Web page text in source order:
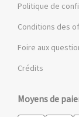
Politique de
Conditions des
Foire aux
Crédits
Moyens de